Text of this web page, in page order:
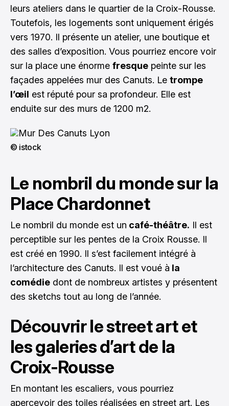
leurs ateliers dans le quartier de la Croix-Rousse.
Toutefois, les logements sont uniquement érigés
vers 1970. Il présente un atelier, une boutique et
des salles d’exposition. Vous pourriez encore voir
sur la place une énorme fresque peinte sur les
façades appelées mur des Canuts. Le trompe
l’œil est réputé pour sa profondeur. Elle est
enduite sur des murs de 1200 m2.
© istock
Le nombril du monde sur la
Place Chardonnet
Le nombril du monde est un café-théâtre. Il est
perceptible sur les pentes de la Croix Rousse. Il
est créé en 1990. Il s’est facilement intégré à
l’architecture des Canuts. Il est voué à la
comédie dont de nombreux artistes y présentent
des sketchs tout au long de l’année.
Découvrir le street art et
les galeries d’art de la
Croix-Rousse
En montant les escaliers, vous pourriez
apercevoir des toiles réalisées en street art. Les